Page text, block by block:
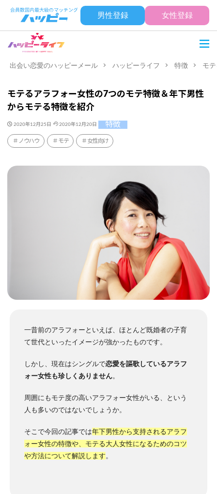
男性登録 女性登録
出会い恋愛のハッピーメール ハッピーライフ 特徴 モ
モテるアラフォー女性の7つのモテ特徴＆年下男性
からモテる特徴を紹介
2020年12月25日 2020年12月20日 特徴
ノウハウ モテ 女性向け
一昔前のアラフォーといえば、ほとんど既婚者の子育
て世代といったイメージが強かったものです。
しかし、現在はシングルで恋愛を謳歌しているアラフ
ォー女性も珍しくありません。
周囲にもモテ度の高いアラフォー女性がいる、という
人も多いのではないでしょうか。
そこで今回の記事では年下男性から支持されるアラフ
ォー女性の特徴や、モテる大人女性になるためのコツ
や方法について解説します。